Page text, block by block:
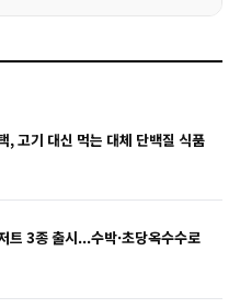
, 고기 대신 먹는 대체 단백질 식품
트 3종 출시...수박·초당옥수수로